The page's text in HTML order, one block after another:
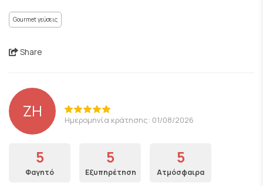
Gourmet γεύσεις
Share
ZH Ημερομηνία κράτησης: 01/08/2026
5
Φαγητό
5
Εξυπηρέτηση
5
Ατμόσφαιρα